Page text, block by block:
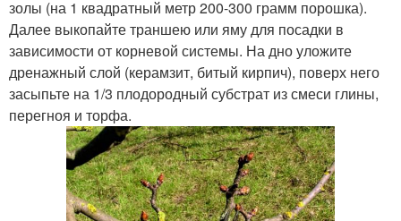
золы (на 1 квадратный метр 200-300 грамм порошка).
Далее выкопайте траншею или яму для посадки в
зависимости от корневой системы. На дно уложите
дренажный слой (керамзит, битый кирпич), поверх него
засыпьте на 1/3 плодородный субстрат из смеси глины,
перегноя и торфа.